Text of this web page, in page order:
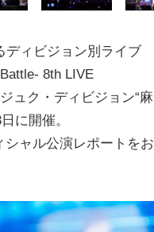
ディビジョン別ライブ
8th LIVE
ュク・ディビジョン“麻
に開催。
シャル公演レポートをお